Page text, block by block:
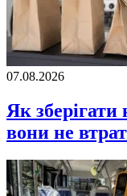
07.08.2026
Як
вони не